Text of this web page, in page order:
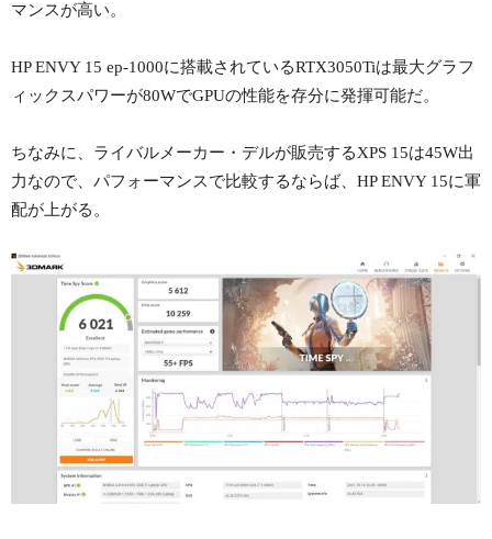
マンスが高い。
HP ENVY 15 ep-1000に搭載されているRTX3050Tiは最大グラフ
ィックスパワーが80WでGPUの性能を存分に発揮可能だ。
ちなみに、ライバルメーカー・デルが販売するXPS 15は45W出
力なので、パフォーマンスで比較するならば、HP ENVY 15に軍
配が上がる。